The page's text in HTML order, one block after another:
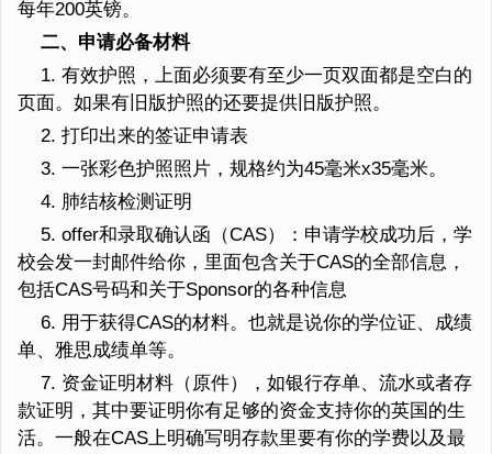
每年200英镑。
二、申请必备材料
1. 有效护照，上面必须要有至少一页双面都是空白的
页面。如果有旧版护照的还要提供旧版护照。
2. 打印出来的签证申请表
3. 一张彩色护照照片，规格约为45毫米x35毫米。
4. 肺结核检测证明
5. offer和录取确认函（CAS）：申请学校成功后，学
校会发一封邮件给你，里面包含关于CAS的全部信息，
包括CAS号码和关于Sponsor的各种信息
6. 用于获得CAS的材料。也就是说你的学位证、成绩
单、雅思成绩单等。
7. 资金证明材料（原件），如银行存单、流水或者存
款证明，其中要证明你有足够的资金支持你的英国的生
活。一般在CAS上明确写明存款里要有你的学费以及最